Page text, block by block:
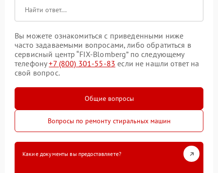
Вы можете ознакомиться с приведенными ниже
часто задаваемыми вопросами, либо обратиться в
сервисный центр “FIX-Blomberg” по следующему
телефону+7 (800) 301-55-83 если не нашли ответ на
свой вопрос.
Общие вопросы
Вопросы по ремонту стиральных машин
Какие документы вы предоставляете?